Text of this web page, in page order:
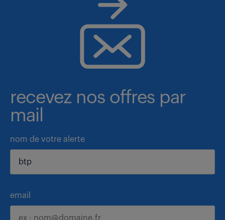
recevez nos offres par
mail
nom de votre alerte
email